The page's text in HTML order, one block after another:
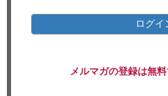
リサーチ ログイ
メルマガの登録は無